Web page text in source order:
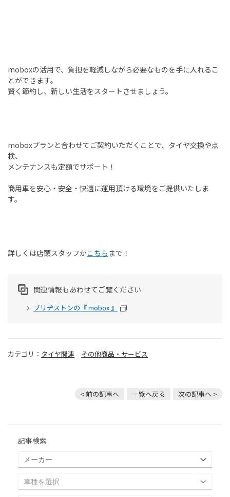
moboxの活用で、負担を軽減しながら必要なものを手に入れるこ
とができます。
賢く節約し、新しい生活をスタートさせましょう。
moboxプランと合わせてご契約いただくことで、タイヤ交換や点
検、
メンテナンスも定額でサポート！
商用車を安心・安全・快適に運用頂ける環境をご提供いたしま
す。
詳しくは店頭スタッフかこちら まで！
関連情報もあわせてご覧ください
ブリヂストンの『 mobox 』
カテゴリ： タイヤ関連 その他商品・サービス
< 前の記事へ 一覧へ戻る 次の記事へ >
記事検索